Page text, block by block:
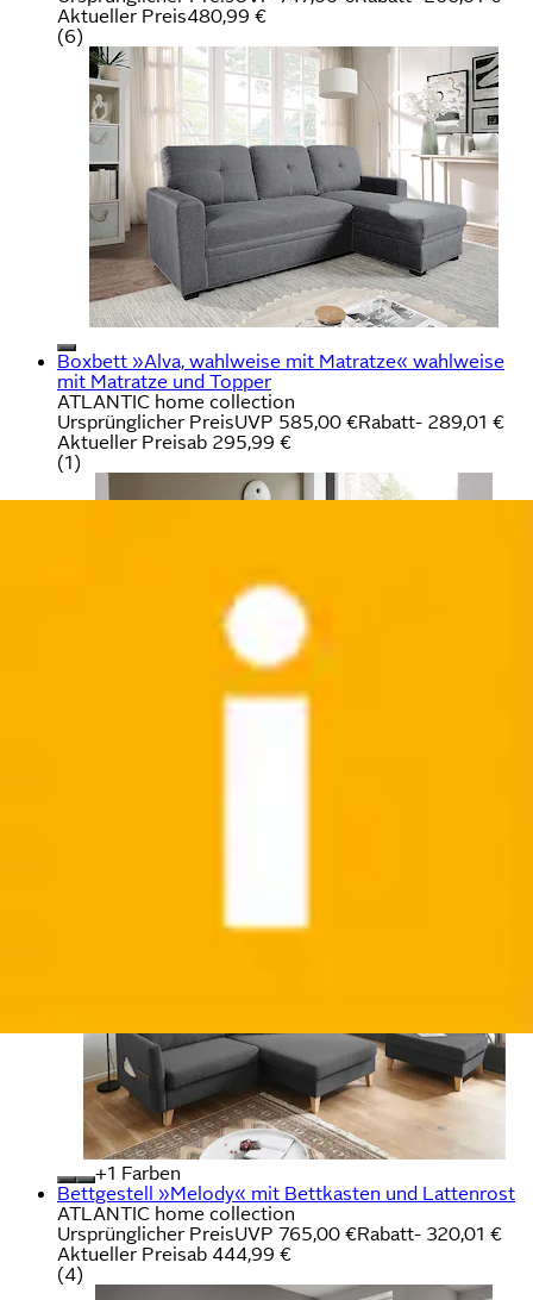
Aktueller Preis480,99 €
(6)
Boxbett »Alva, wahlweise mit Matratze« wahlweise
mit Matratze und Topper
ATLANTIC home collection
Ursprünglicher PreisUVP 585,00 €Rabatt- 289,01 €
Aktueller Preisab 295,99 €
(1)
+
Farben
Bettgestell »Melody« mit Bettkasten und Lattenrost
ATLANTIC home collection
Ursprünglicher PreisUVP 765,00 €Rabatt- 320,01 €
Aktueller Preisab 444,99 €
(4)